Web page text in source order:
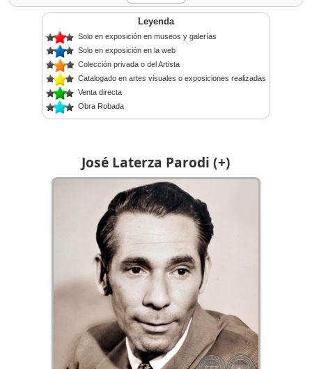
José Laterza Parodi (+)
Leyenda
Solo en exposición en museos y galerías
Solo en exposición en la web
Colección privada o del Artista
Catalogado en artes visuales o exposiciones realizadas
Venta directa
Obra Robada